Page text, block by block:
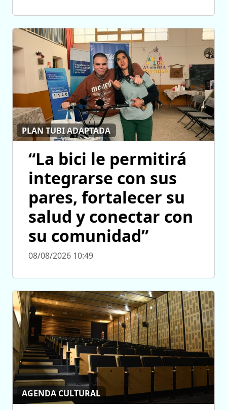
PLAN TUBI ADAPTADA
“La bici le permitirá
integrarse con sus
pares, fortalecer su
salud y conectar con
su comunidad”
08/08/2026 10:49
AGENDA CULTURAL